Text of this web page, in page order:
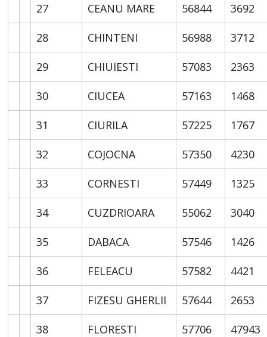
27 CEANU MARE 56844 3692
28 CHINTENI 56988 3712
29 CHIUIESTI 57083 2363
30 CIUCEA 57163 1468
31 CIURILA 57225 1767
32 COJOCNA 57350 4230
33 CORNESTI 57449 1325
34 CUZDRIOARA 55062 3040
35 DABACA 57546 1426
36 FELEACU 57582 4421
37 FIZESU GHERLII 57644 2653
38 FLORESTI 57706 47943